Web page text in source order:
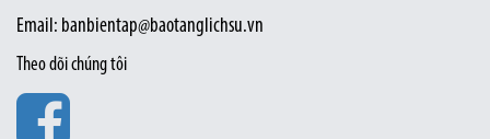
Email: banbientap@baotanglichsu.vn
Theo dõi chúng tôi